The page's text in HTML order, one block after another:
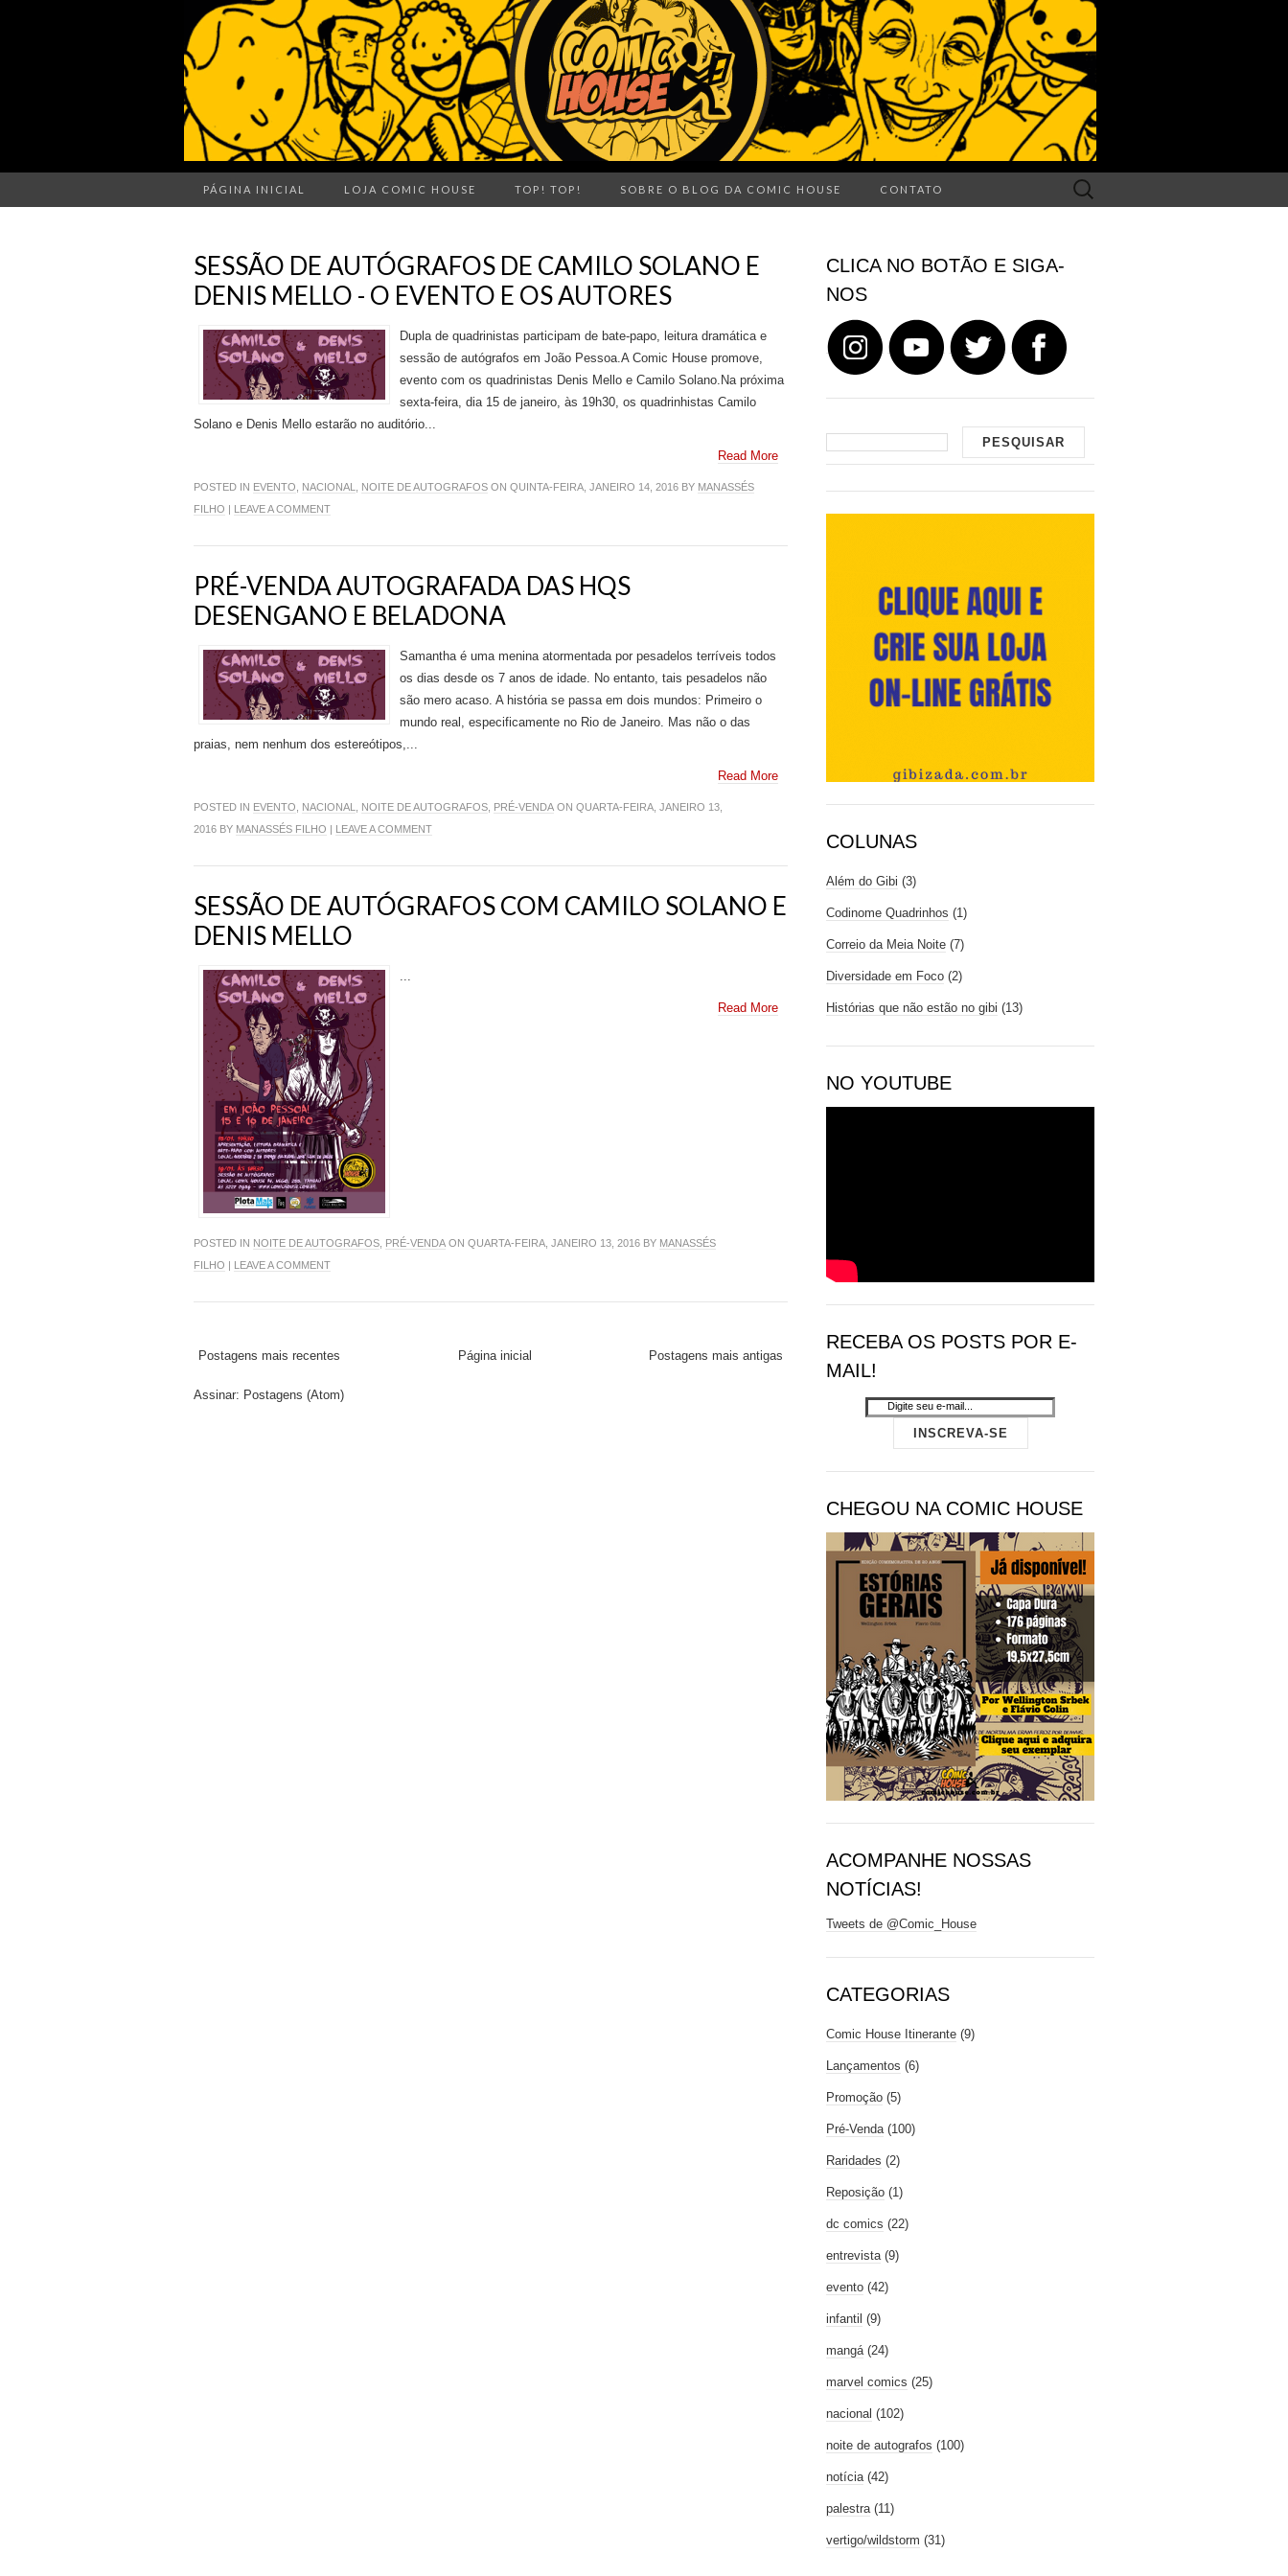
PÁGINA INICIAL LOJA COMIC HOUSE TOP! TOP! SOBRE O BLOG DA COMIC HOUSE CONTATO
Search
for:
SESSÃO DE AUTÓGRAFOS DE CAMILO SOLANO E
DENIS MELLO - O EVENTO E OS AUTORES
Dupla de quadrinistas participam de bate-papo, leitura dramática e
sessão de autógrafos em João Pessoa.A Comic House promove,
evento com os quadrinistas Denis Mello e Camilo Solano.Na próxima
sexta-feira, dia 15 de janeiro, às 19h30, os quadrinhistas Camilo
Solano e Denis Mello estarão no auditório...
Read More
POSTED IN EVENTO NACIONAL NOITE DE AUTOGRAFOS ON QUINTA-FEIRA, JANEIRO 14, 2016 BY MANASSÉS
FILHO | LEAVE A COMMENT
PRÉ-VENDA AUTOGRAFADA DAS HQS
DESENGANO E BELADONA
Samantha é uma menina atormentada por pesadelos terríveis todos
os dias desde os 7 anos de idade. No entanto, tais pesadelos não
são mero acaso. A história se passa em dois mundos: Primeiro o
mundo real, especificamente no Rio de Janeiro. Mas não o das
praias, nem nenhum dos estereótipos,...
Read More
POSTED IN EVENTO NACIONAL NOITE DE AUTOGRAFOS PRÉ-VENDA ON QUARTA-FEIRA, JANEIRO 13,
2016 BY MANASSÉS FILHO | LEAVE A COMMENT
SESSÃO DE AUTÓGRAFOS COM CAMILO SOLANO E
DENIS MELLO
...
Read More
POSTED IN NOITE DE AUTOGRAFOS PRÉ-VENDA ON QUARTA-FEIRA, JANEIRO 13, 2016 BY MANASSÉS
FILHO | LEAVE A COMMENT
Postagens mais recentes Postagens mais antigas
Página inicial
Assinar: Postagens (Atom)
CLICA NO BOTÃO E SIGA-
NOS
COLUNAS
Além do Gibi (3)
Codinome Quadrinhos (1)
Correio da Meia Noite (7)
Diversidade em Foco (2)
Histórias que não estão no gibi (13)
NO YOUTUBE
RECEBA OS POSTS POR E-
MAIL!
CHEGOU NA COMIC HOUSE
ACOMPANHE NOSSAS
NOTÍCIAS!
Tweets de @Comic_House
CATEGORIAS
Comic House Itinerante (9)
Lançamentos (6)
Promoção (5)
Pré-Venda (100)
Raridades (2)
Reposição (1)
dc comics (22)
entrevista (9)
evento (42)
infantil (9)
mangá (24)
marvel comics (25)
nacional (102)
noite de autografos (100)
notícia (42)
palestra (11)
vertigo/wildstorm (31)